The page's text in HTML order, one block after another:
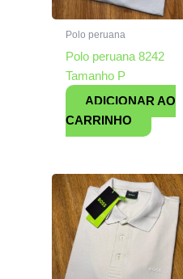
Polo peruana
Polo peruana 8242
Tamanho P
ADICIONAR AO
CARRINHO